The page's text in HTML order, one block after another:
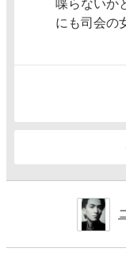
喋らないか
にも司会の